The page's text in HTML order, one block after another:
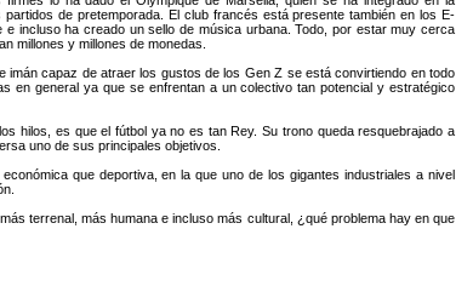
de pretemporada. El club francés está presente también en los E-
incluso ha creado un sello de música urbana. Todo, por estar muy cerca
millones y millones de monedas.
imán capaz de atraer los gustos de los Gen Z se está convirtiendo en todo
en general ya que se enfrentan a un colectivo tan potencial y estratégico
hilos, es que el fútbol ya no es tan Rey. Su trono queda resquebrajado a
uno de sus principales objetivos.
que deportiva, en la que uno de los gigantes industriales a nivel
terrenal, más humana e incluso más cultural, ¿qué problema hay en que